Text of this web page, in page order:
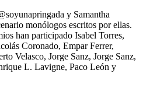
y Samantha
monólogos escritos por ellas.
han participado Isabel Torres,
Coronado, Empar Ferrer,
Velasco, Jorge Sanz, Jorge Sanz,
L. Lavigne, Paco León y